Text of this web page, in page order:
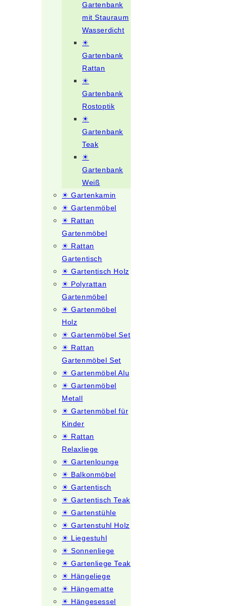
Gartenbank
mit Stauraum
Wasserdicht
☀
Gartenbank
Rattan
☀
Gartenbank
Rostoptik
☀
Gartenbank
Teak
☀
Gartenbank
Weiß
☀ Gartenkamin
☀ Gartenmöbel
☀ Rattan
Gartenmöbel
☀ Rattan
Gartentisch
☀ Gartentisch Holz
☀ Polyrattan
Gartenmöbel
☀ Gartenmöbel
Holz
☀ Gartenmöbel Set
☀ Rattan
Gartenmöbel Set
☀ Gartenmöbel Alu
☀ Gartenmöbel
Metall
☀ Gartenmöbel für
Kinder
☀ Rattan
Relaxliege
☀ Gartenlounge
☀ Balkonmöbel
☀ Gartentisch
☀ Gartentisch Teak
☀ Gartenstühle
☀ Gartenstuhl Holz
☀ Liegestuhl
☀ Sonnenliege
☀ Gartenliege Teak
☀ Hängeliege
☀ Hängematte
☀ Hängesessel